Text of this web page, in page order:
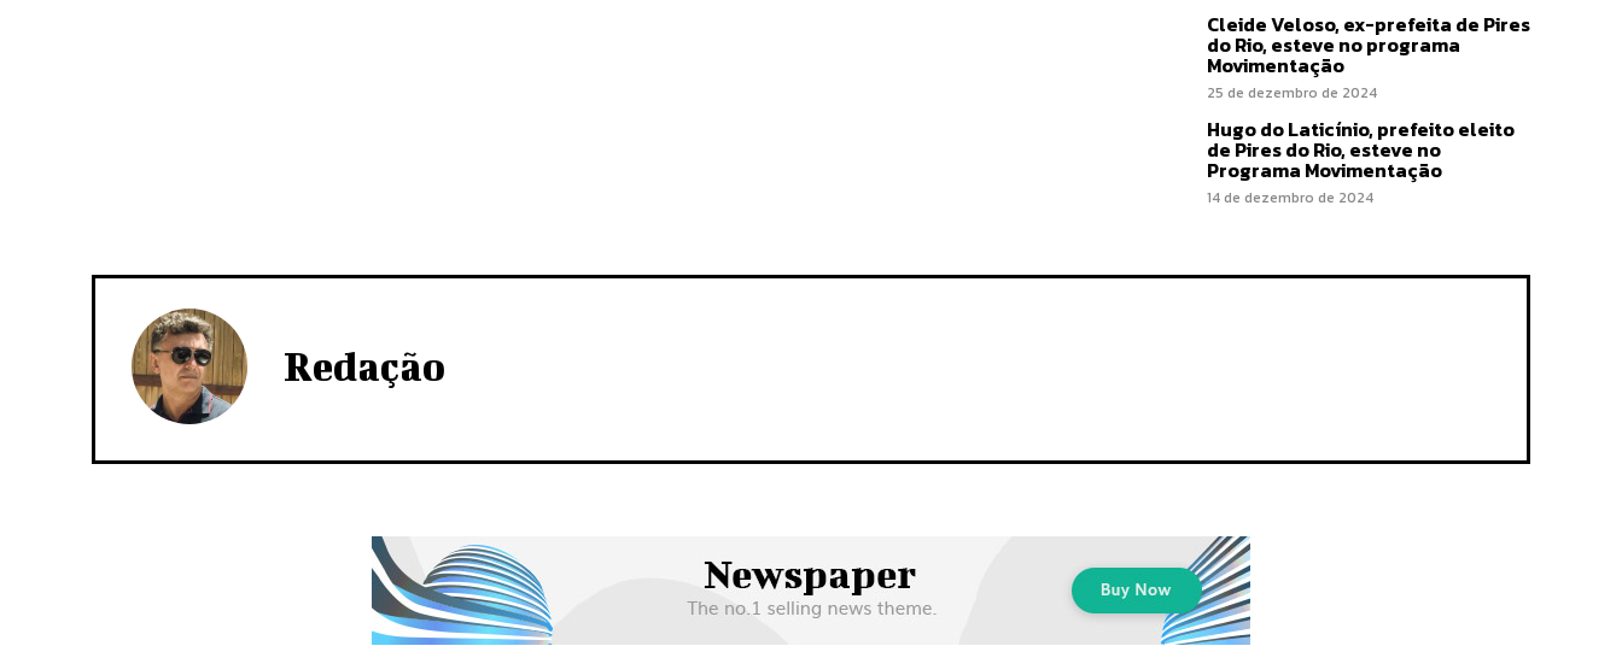
Cleide Veloso, ex-prefeita de Pires
do Rio, esteve no programa
Movimentação
25 de dezembro de 2024
Hugo do Laticínio, prefeito eleito
de Pires do Rio, esteve no
Programa Movimentação
14 de dezembro de 2024
Redação